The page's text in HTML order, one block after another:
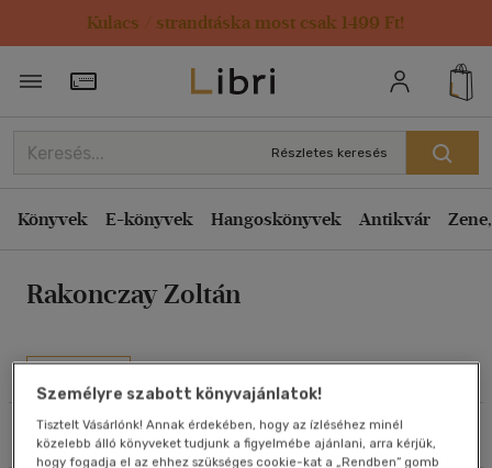
Kulacs / strandtáska most csak 1499 Ft!
Törzsvásárlói Kártya adatai
Részletes keresés
Könyvek E-könyvek Hangoskönyvek Antikvár
Rakonczay Zoltán
Szűrés Rendezés
Rendezés
Kiadás éve szerint csökkenő
Ár szerint csökkenő
Eladott darabszám szerint csökkenő
Cím szerint A-Z
Szerző szerint A-Z
Megjelenítés
Személyre szabott könyvajánlatok!
Tisztelt Vásárlónk! Annak érdekében, hogy az ízléséhez minél
közelebb álló könyveket tudjunk a figyelmébe ajánlani, arra kérjük,
hogy fogadja el az ehhez szükséges cookie-kat a „Rendben” gomb